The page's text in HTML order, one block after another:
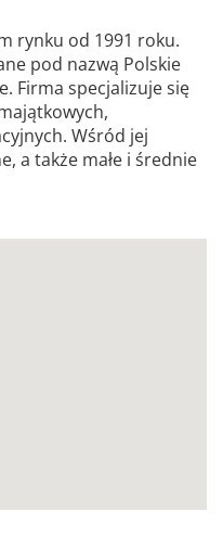
rynku od 1991 roku.
pod nazwą Polskie
Firma specjalizuje się
Wśród jej
a także małe i średnie